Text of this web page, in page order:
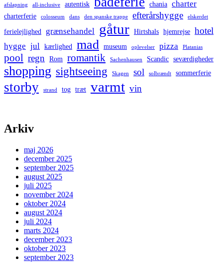
afslapning all-inclusive autentisk chania charter
charterferie colosseum dans den spanske trappe efterårshygge elskerdet
ferielejlighed grænsehandel gåtur Hirtshals hjemrejse hotel
hygge jul kærlighed mad museum oplevelser pizza Platanias
pool regn Rom romantik Sachenhausen Scandic seværdigheder
shopping sightseeing Skagen sol solbrændt sommerferie
storby strand tog træt varmt vin
Arkiv
maj 2026
december 2025
september 2025
august 2025
juli 2025
november 2024
oktober 2024
august 2024
juli 2024
marts 2024
december 2023
oktober 2023
september 2023